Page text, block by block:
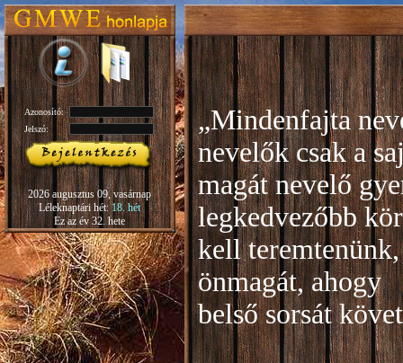
Azonosító:
Jelszó:
2026 augusztus 09, vasárnap
Léleknaptári hét:18. hét
Ez az év 32. hete
„Mindenfajta
nevelők csak a
magát nevelő
legkedvezőbb
kell
önmagát, ahogy
belső sorsát